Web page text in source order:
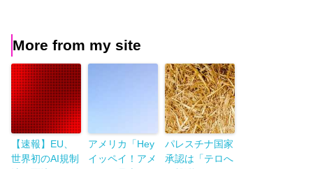
More from my site
【速報】EU、
世界初のAI規制
アメリカ「Hey
イッペイ！アメ
パレスチナ国家
承認は「テロへ